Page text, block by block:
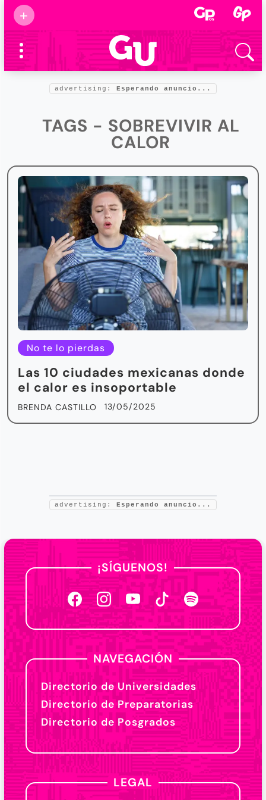
+
Supermamás
2025
Marcas de
confianza
Foro salud
advertising: Esperando anuncio...
TAGS - SOBREVIVIR AL
CALOR
No te lo pierdas
Las 10 ciudades mexicanas donde
el calor es insoportable
BRENDA CASTILLO 13/05/2025
advertising: Esperando anuncio...
¡SÍGUENOS!
NAVEGACIÓN
Directorio de Universidades
Directorio de Preparatorias
Directorio de Posgrados
LEGAL